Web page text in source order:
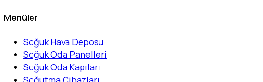
Menüler
Soğuk Hava Deposu
Soğuk Oda Panelleri
Soğuk Oda Kapıları
Soğutma Cihazları